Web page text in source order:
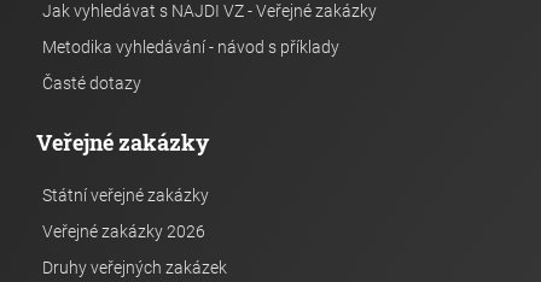
Jak vyhledávat s NAJDI VZ - Veřejné zakázky
Metodika vyhledávání - návod s příklady
Časté dotazy
Veřejné zakázky
Státní veřejné zakázky
Veřejné zakázky 2026
Druhy veřejných zakázek